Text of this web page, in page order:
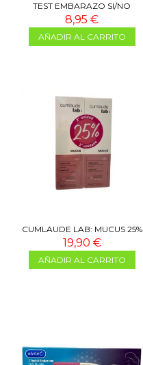
TEST EMBARAZO SI/NO
8,95 €
AÑADIR AL CARRITO
CUMLAUDE LAB: MUCUS 25%
DTO 2º UNIDAD
19,90 €
AÑADIR AL CARRITO